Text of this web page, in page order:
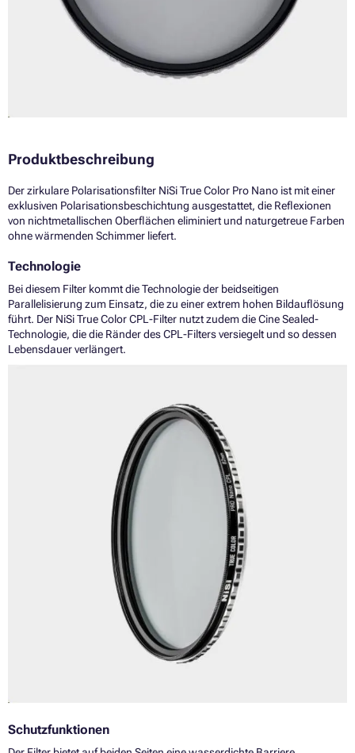
Produktbeschreibung
Der zirkulare Polarisationsfilter NiSi True Color Pro Nano ist mit einer
exklusiven Polarisationsbeschichtung ausgestattet, die Reflexionen
von nichtmetallischen Oberflächen eliminiert und naturgetreue Farben
ohne wärmenden Schimmer liefert.
Technologie
Bei diesem Filter kommt die Technologie der beidseitigen
Parallelisierung zum Einsatz, die zu einer extrem hohen Bildauflösung
führt. Der NiSi True Color CPL-Filter nutzt zudem die Cine Sealed-
Technologie, die die Ränder des CPL-Filters versiegelt und so dessen
Lebensdauer verlängert.
Schutzfunktionen